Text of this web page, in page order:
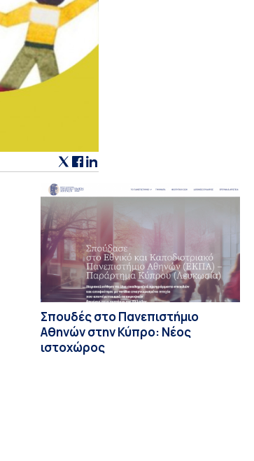
Σπουδές στο Πανεπιστήμιο
Αθηνών στην Κύπρο: Νέος
ιστοχώρος